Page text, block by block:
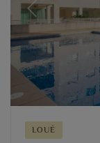
Previous
LOUÉ